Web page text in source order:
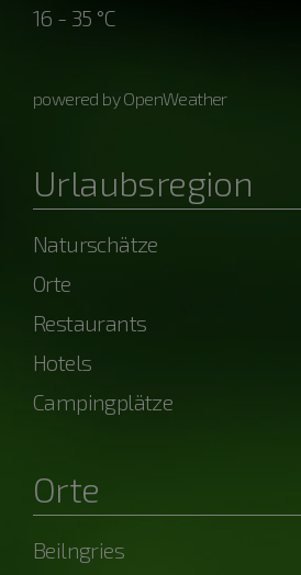
16 - 35 °C
powered by OpenWeather
Urlaubsregion
Naturschätze
Orte
Restaurants
Hotels
Campingplätze
Orte
Beilngries